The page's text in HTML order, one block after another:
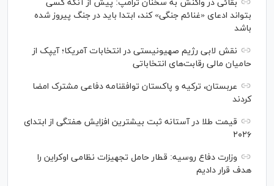
بقائی در واکنش به سخنان ترامپ: پیش از آنکه کسی
بتواند ادعای «غنائم جنگی» کند، ابتدا باید در جنگ پیروز شده
باشد
نقش لابی رژیم صهیونیستی در انتخابات آمریکا؛ آیپک از
حامیان مالی رقابت‌های انتخاباتی
عربستان، ترکیه و پاکستان توافقنامه دفاعی مشترک امضا
کردند
قیمت طلا در آستانه ثبت بیشترین افزایش هفتگی از ابتدای
۲۰۲۶
وزارت دفاع روسیه: قطار حامل تجهیزات نظامی اوکراین را
هدف قرار دادیم